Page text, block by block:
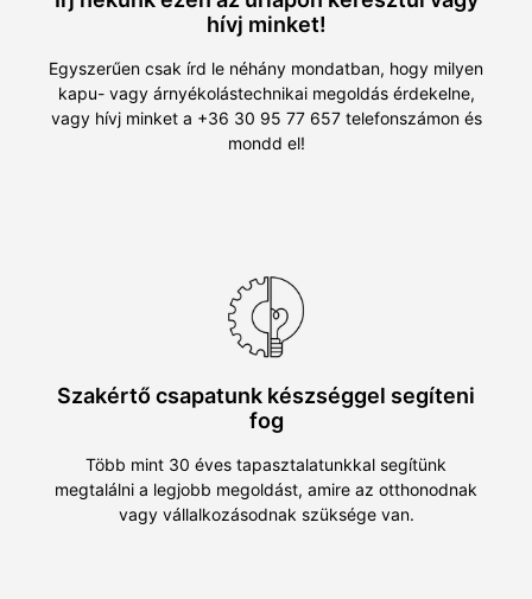
hívj minket!
Egyszerűen csak írd le néhány mondatban, hogy milyen
kapu- vagy árnyékolástechnikai megoldás érdekelne,
vagy hívj minket a +36 30 95 77 657 telefonszámon és
mondd el!
Szakértő csapatunk készséggel segíteni
fog
Több mint 30 éves tapasztalatunkkal segítünk
megtalálni a legjobb megoldást, amire az otthonodnak
vagy vállalkozásodnak szüksége van.